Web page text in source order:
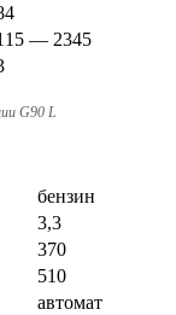
— 2345
G90 L
бензин
3,3
370
510
автомат